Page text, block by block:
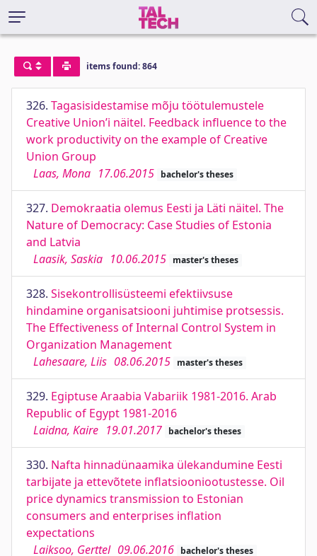
items found: 864
326. Tagasisidestamise mõju töötulemustele
Creative Union’i näitel. Feedback influence to the
work productivity on the example of Creative
Union Group
Laas, Mona 17.06.2015 bachelor's theses
327. Demokraatia olemus Eesti ja Läti näitel. The
Nature of Democracy: Case Studies of Estonia
and Latvia
Laasik, Saskia 10.06.2015 master's theses
328. Sisekontrollisüsteemi efektiivsuse
hindamine organisatsiooni juhtimise protsessis.
The Effectiveness of Internal Control System in
Organization Management
Lahesaare, Liis 08.06.2015 master's theses
329. Egiptuse Araabia Vabariik 1981-2016. Arab
Republic of Egypt 1981-2016
Laidna, Kaire 19.01.2017 bachelor's theses
330. Nafta hinnadünaamika ülekandumine Eesti
tarbijate ja ettevõtete inflatsiooniootustesse. Oil
price dynamics transmission to Estonian
consumers and enterprises inflation
expectations
Laiksoo, Gerttel 09.06.2016 bachelor's theses